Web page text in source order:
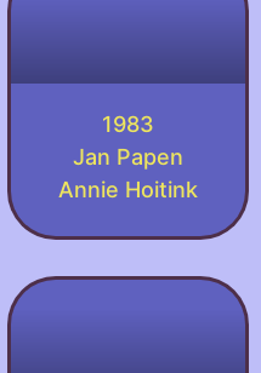
1983
Jan Papen
Annie Hoitink